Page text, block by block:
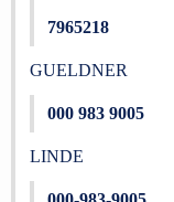
7965218
GUELDNER
000 983 9005
LINDE